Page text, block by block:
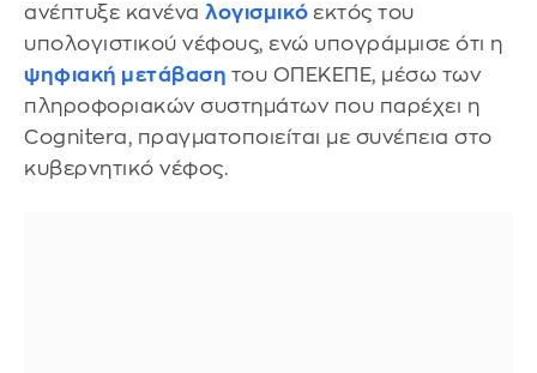
ανέπτυξε κανένα λογισμικό εκτός του
υπολογιστικού νέφους, ενώ υπογράμμισε ότι η
ψηφιακή μετάβαση του ΟΠΕΚΕΠΕ, μέσω των
πληροφοριακών συστημάτων που παρέχει η
Cognitera, πραγματοποιείται με συνέπεια στο
κυβερνητικό νέφος.